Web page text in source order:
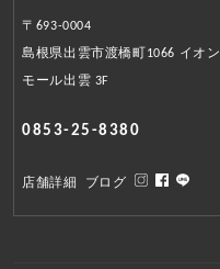
〒693-0004
島根県出雲市渡橋町1066 イオン
モール出雲 3F
0853-25-8380
店舗詳細 ブログ